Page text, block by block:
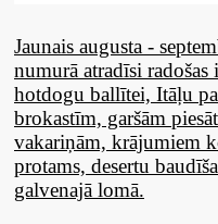
Jaunais augusta -
numurā atradīsi
hotdogu ballītei, Itāļu
brokastīm, garšām
vakariņām, krājumiem
protams, desertu
galvenajā lomā.